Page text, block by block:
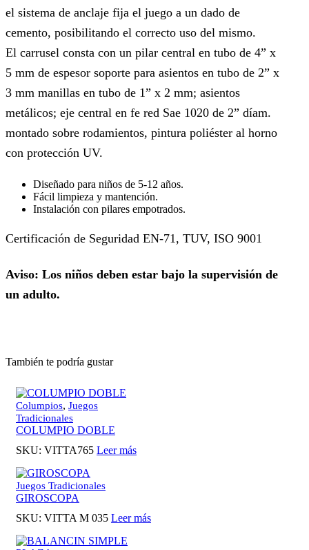
el sistema de anclaje fija el juego a un dado de
cemento, posibilitando el correcto uso del mismo.
El carrusel consta con un pilar central en tubo de 4” x
5 mm de espesor soporte para asientos en tubo de 2” x
3 mm manillas en tubo de 1” x 2 mm; asientos
metálicos; eje central en fe red Sae 1020 de 2” díam.
montado sobre rodamientos, pintura poliéster al horno
con protección UV.
Diseñado para niños de 5-12 años.
Fácil limpieza y mantención.
Instalación con pilares empotrados.
Certificación de Seguridad EN-71, TUV, ISO 9001
Aviso: Los niños deben estar bajo la supervisión de
un adulto.
También te podría gustar
Columpios, Juegos
Tradicionales
COLUMPIO DOBLE
SKU: VITTA765 Leer más
Juegos Tradicionales
GIROSCOPA
SKU: VITTA M 035 Leer más